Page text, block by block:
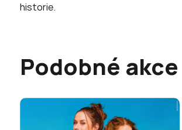
historie.
Podobné akce